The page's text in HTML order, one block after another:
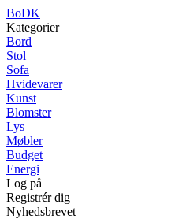
BoDK
Kategorier
Bord
Stol
Sofa
Hvidevarer
Kunst
Blomster
Lys
Møbler
Budget
Energi
Log på
Registrér dig
Nyhedsbrevet